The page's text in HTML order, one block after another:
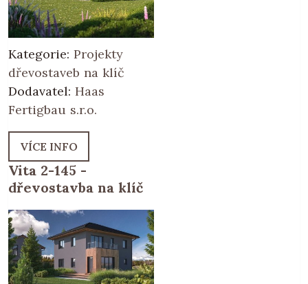
Kategorie: Projekty
dřevostaveb na klíč
Dodavatel: Haas
Fertigbau s.r.o.
VÍCE INFO
Vita 2-145 -
dřevostavba na klíč